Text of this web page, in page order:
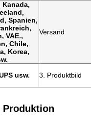
Kanada,
Spanien,
VAE.,
Chile,
Korea,
Versand
usw. 3. Produktbild
Produktion